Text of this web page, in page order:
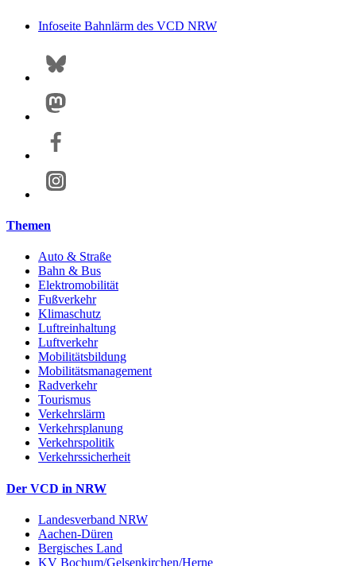
Infoseite Bahnlärm des VCD NRW
Themen
Auto & Straße
Bahn & Bus
Elektromobilität
Fußverkehr
Klimaschutz
Luftreinhaltung
Luftverkehr
Mobilitätsbildung
Mobilitätsmanagement
Radverkehr
Tourismus
Verkehrslärm
Verkehrsplanung
Verkehrspolitik
Verkehrssicherheit
Der VCD in NRW
Landesverband NRW
Aachen-Düren
Bergisches Land
KV Bochum/Gelsenkirchen/Herne